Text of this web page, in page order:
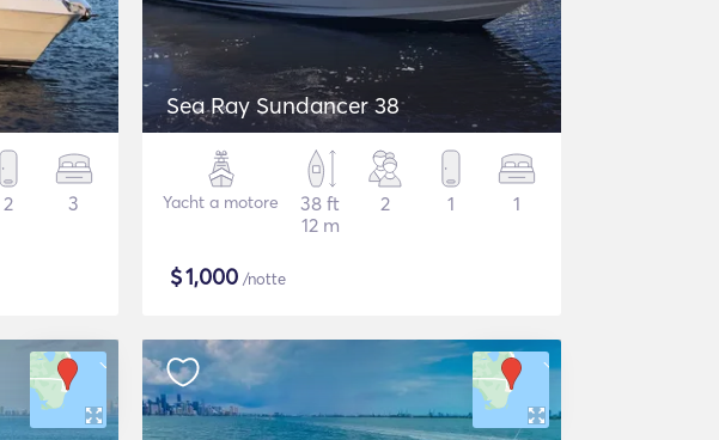
2 3
Sea Ray Sundancer 38
Yacht a motore
38 ft
12 m
2 1 1
$1,000 /notte